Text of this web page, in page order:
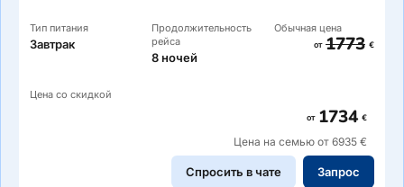
Тип питания
Завтрак
Продолжительность
рейса
8 ночей
Обычная цена
от 1773 €
Цена со скидкой
от 1734 €
Цена на семью от 6935 €
Спросить в чате Запрос